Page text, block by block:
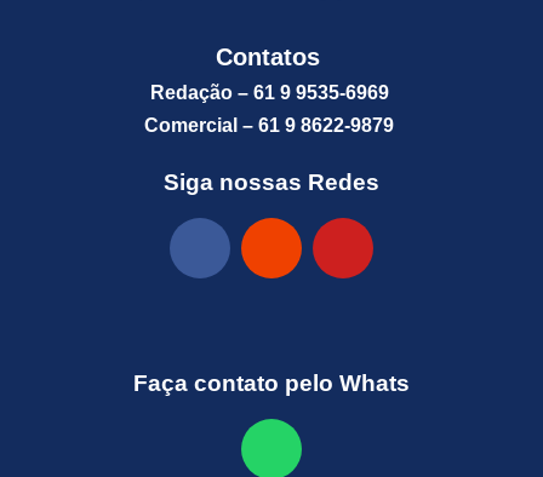
Contatos
Redação – 61 9 9535-6969
Comercial – 61 9 8622-9879
Siga nossas Redes
Faça contato pelo Whats